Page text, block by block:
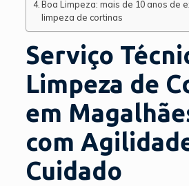
Boa Limpeza: mais de 10 anos de
limpeza de cortinas
Serviço
Limpeza de
em
com
Cuidado